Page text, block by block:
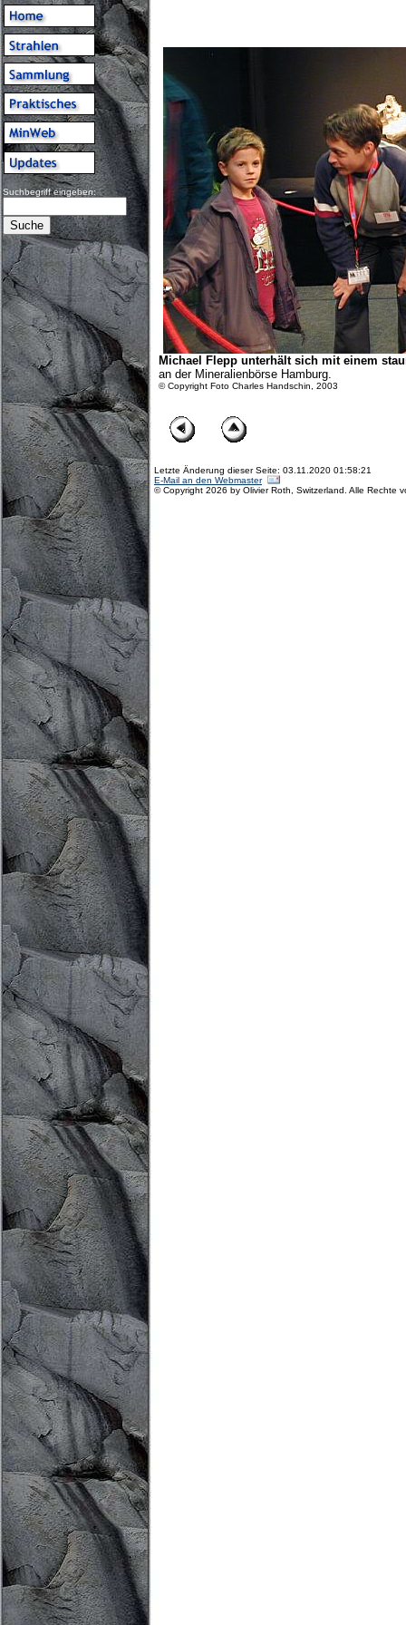
Suchbegriff eingeben:
Michael Flepp unterhält sich mit einem
an der Mineralienbörse Hamburg.
© Copyright Foto Charles Handschin, 2003
Letzte Änderung dieser Seite: 03.11.2020 01:58:21
E-Mail an den Webmaster
© Copyright 2026 by Olivier Roth, Switzerland. Alle Rechte